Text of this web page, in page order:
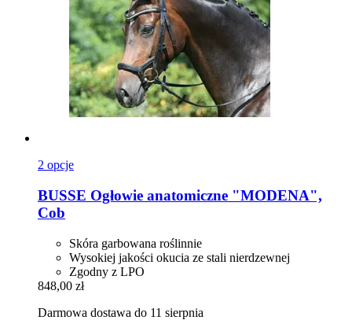
2 opcje
BUSSE Ogłowie anatomiczne "MODENA",
Cob
Skóra garbowana roślinnie
Wysokiej jakości okucia ze stali nierdzewnej
Zgodny z LPO
848,00 zł
Darmowa dostawa do 11 sierpnia